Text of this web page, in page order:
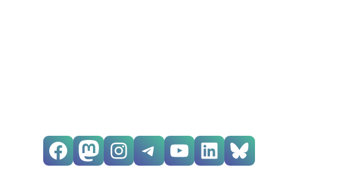
Facebook Mastodon Instagram Telegram YouTube LinkedIn Bluesky